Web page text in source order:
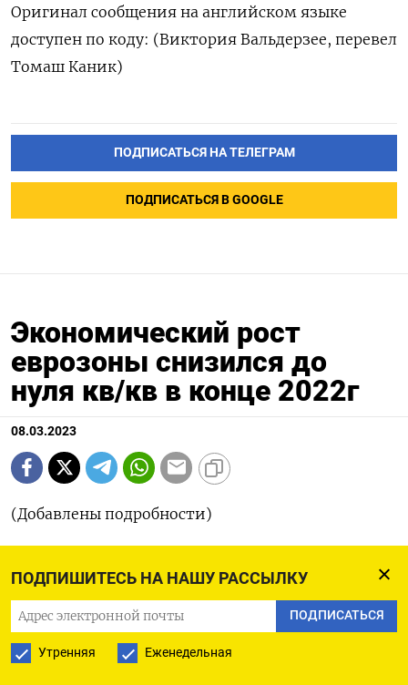
ПОДПИШИТЕСЬ НА НАШУ РАССЫЛКУ
ПОДПИСАТЬСЯ
Утренняя Еженедельная
Оригинал сообщения на английском языке
доступен по коду: (Виктория Вальдерзее, перевел
Томаш Каник)
ПОДПИСАТЬСЯ НА ТЕЛЕГРАМ
ПОДПИСАТЬСЯ В GOOGLE
Экономический рост
еврозоны снизился до
нуля кв/кв в конце 2022г
08.03.2023
(Добавлены подробности)
продемонстрировала роста в последние три
месяца 2022 года по сравнению с предыдущим
кварталом, сообщило в среду Европейское